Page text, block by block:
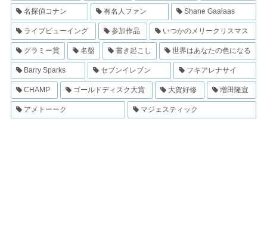
名探偵コナン 有名人ファン Shane Gaalaas
ライブビューイング 参加作品 いつかのメリークリスマス
グラミー賞 名盤 書き起こし 世界はあなたの色になる
Barry Sparks セブンイレブン フキアレナサイ
CHAMP ゴールドディスク大賞 大賀好修 増田隆宣
アメトーーク マジェスティック